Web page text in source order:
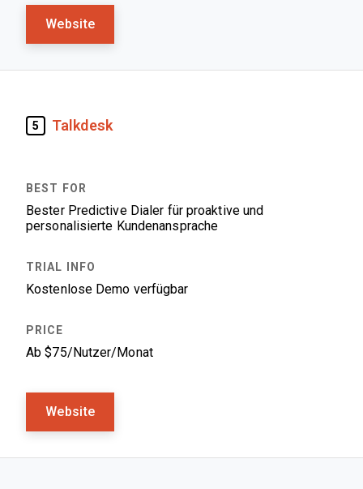
Website
5 Talkdesk
Bester Predictive Dialer für proaktive und
personalisierte Kundenansprache
Kostenlose Demo verfügbar
Ab $75/Nutzer/Monat
Website